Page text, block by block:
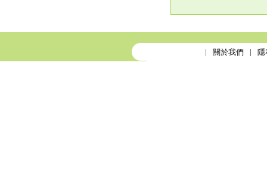
關於我們